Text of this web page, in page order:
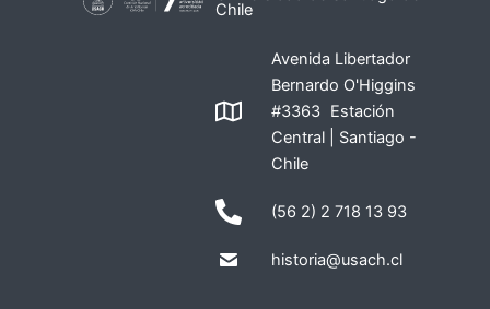
Chile
Avenida Libertador
Bernardo O'Higgins
#3363 Estación
Central | Santiago -
Chile
(56 2) 2 718 13 93
historia@usach.cl